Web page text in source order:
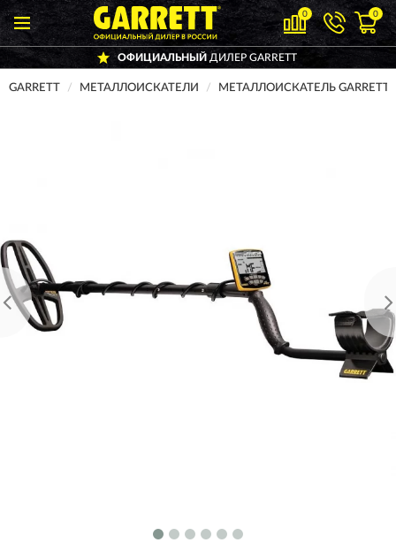
0 0
ОФИЦИАЛЬНЫЙДИЛЕР GARRETT
GARRETT МЕТАЛЛОИСКАТЕЛИ МЕТАЛЛОИСКАТЕЛЬ GARRETT